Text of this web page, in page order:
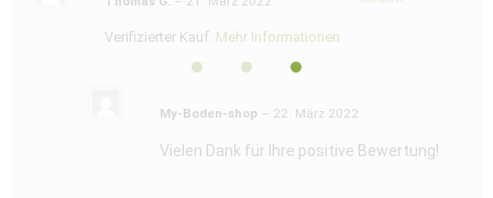
Verifizierter Kauf. Mehr Informationen
My-Boden-shop – 22. März 2022
Vielen Dank für Ihre positive Bewertung!